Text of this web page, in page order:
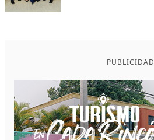
PUBLICIDAD